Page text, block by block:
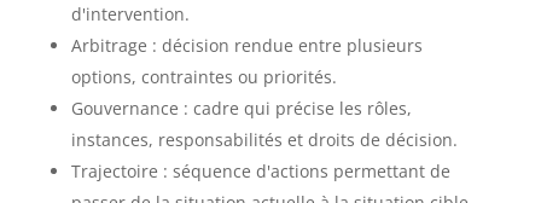
d'intervention.
Arbitrage : décision rendue entre plusieurs
options, contraintes ou priorités.
Gouvernance : cadre qui précise les rôles,
instances, responsabilités et droits de décision.
Trajectoire : séquence d'actions permettant de